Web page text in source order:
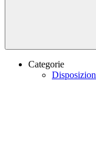
Categorie